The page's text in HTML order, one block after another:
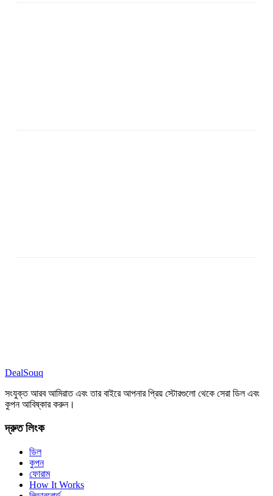
DealSouq
সংযুক্ত আরব আমিরাত এবং তার বাইরে আপনার প্রিয় স্টোরগুলো থেকে সেরা ডিল এবং
কুপন আবিষ্কার করুন।
দ্রুত লিংক
ডিল
কুপন
ফোরাম
How It Works